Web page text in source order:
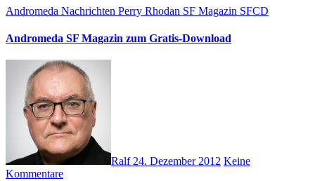
Andromeda Nachrichten Perry Rhodan SF Magazin SFCD
Andromeda SF Magazin zum Gratis-Download
Ralf 24. Dezember 2012 Keine
Kommentare